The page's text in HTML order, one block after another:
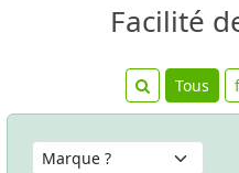
Facilité
Tous